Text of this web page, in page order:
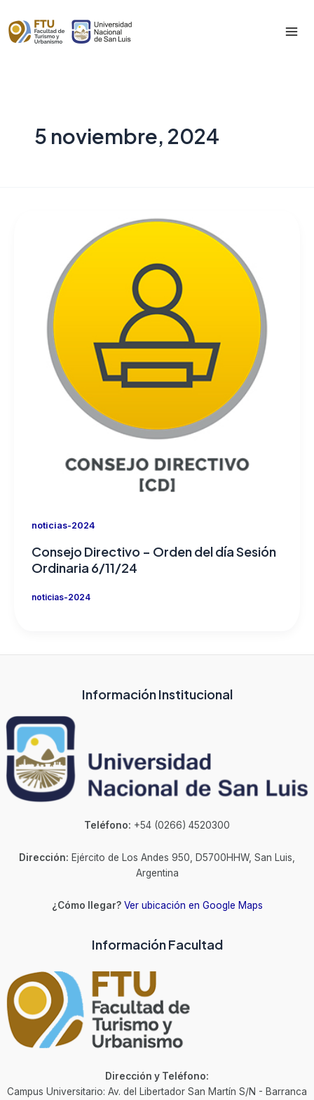
to
content
5 noviembre, 2024
noticias-2024
Consejo Directivo – Orden del día Sesión
Ordinaria 6/11/24
noticias-2024
Información Institucional
Teléfono: +54 (0266) 4520300
Dirección: Ejército de Los Andes 950, D5700HHW, San Luis,
Argentina
¿Cómo llegar? Ver ubicación en Google Maps
Información Facultad
Dirección y Teléfono:
Campus Universitario: Av. del Libertador San Martín S/N - Barranca